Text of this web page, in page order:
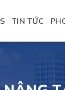
TIN TỨC